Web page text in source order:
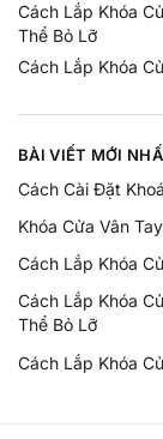
Cách Lắp Khóa
Thể Bỏ Lỡ
Cách Lắp Khóa
BÀI VIẾT MỚI
Cách Cài Đặt
Khóa Cửa Vân
Cách Lắp Khóa
Cách Lắp Khóa
Thể Bỏ Lỡ
Cách Lắp Khóa